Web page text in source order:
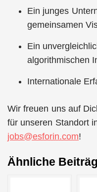
Ein junges
gemeinsamen
Ein
algorithmischen
Internationale
Wir freuen uns auf
für unseren Standort
jobs@esforin.com!
Ähnliche